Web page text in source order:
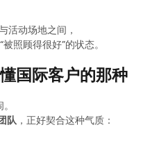
活动场地之间，
照顾得很好”的状态。
国际客户的那种
队，正好契合这种气质：